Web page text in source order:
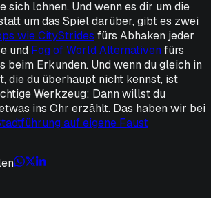
sich lohnen. Und wenn es dir um die
um das Spiel darüber, gibt es zwei
wie CityStrides fürs Abhaken jeder
und Fog of World Alternativen fürs
beim Erkunden. Und wenn du gleich in
die du überhaupt nicht kennst, ist
Werkzeug: Dann willst du
ins Ohr erzählt. Das haben wir bei
auf eigene Faust